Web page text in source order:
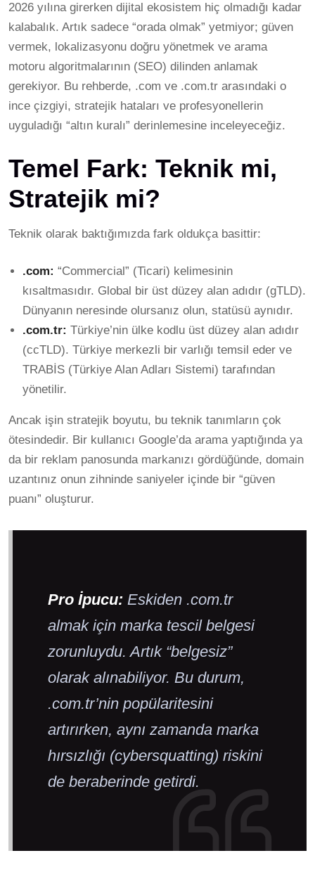
2026 yılına girerken dijital ekosistem hiç olmadığı kadar
kalabalık. Artık sadece “orada olmak” yetmiyor; güven
vermek, lokalizasyonu doğru yönetmek ve arama
motoru algoritmalarının (SEO) dilinden anlamak
gerekiyor. Bu rehberde, .com ve .com.tr arasındaki o
ince çizgiyi, stratejik hataları ve profesyonellerin
uyguladığı “altın kuralı” derinlemesine inceleyeceğiz.
Temel Fark: Teknik mi,
Stratejik mi?
Teknik olarak baktığımızda fark oldukça basittir:
.com: “Commercial” (Ticari) kelimesinin
kısaltmasıdır. Global bir üst düzey alan adıdır (gTLD).
Dünyanın neresinde olursanız olun, statüsü aynıdır.
.com.tr: Türkiye’nin ülke kodlu üst düzey alan adıdır
(ccTLD). Türkiye merkezli bir varlığı temsil eder ve
TRABİS (Türkiye Alan Adları Sistemi) tarafından
yönetilir.
Ancak işin stratejik boyutu, bu teknik tanımların çok
ötesindedir. Bir kullanıcı Google’da arama yaptığında ya
da bir reklam panosunda markanızı gördüğünde, domain
uzantınız onun zihninde saniyeler içinde bir “güven
puanı” oluşturur.
Pro İpucu:Eskiden .com.tr
almak için marka tescil belgesi
zorunluydu. Artık “belgesiz”
olarak alınabiliyor. Bu durum,
.com.tr’nin popülaritesini
artırırken, aynı zamanda marka
hırsızlığı (cybersquatting) riskini
de beraberinde getirdi.